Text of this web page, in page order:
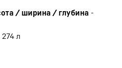
/ ширина / глубина -
274 л